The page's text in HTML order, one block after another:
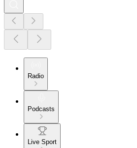
Radio
Podcasts
Live Sport